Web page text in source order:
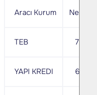
Aracı Kurum Net
TEB 77,470
YAPI KREDI 62,963